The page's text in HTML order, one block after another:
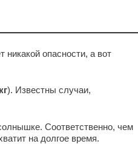
никакой опасности, а вот
кг). Известны случаи,
Соответственно, чем
на долгое время.